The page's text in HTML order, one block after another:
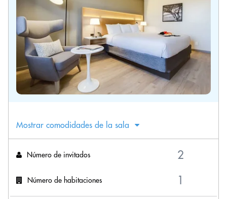
Mostrar comodidades de la sala
Número de invitados
Número de habitaciones